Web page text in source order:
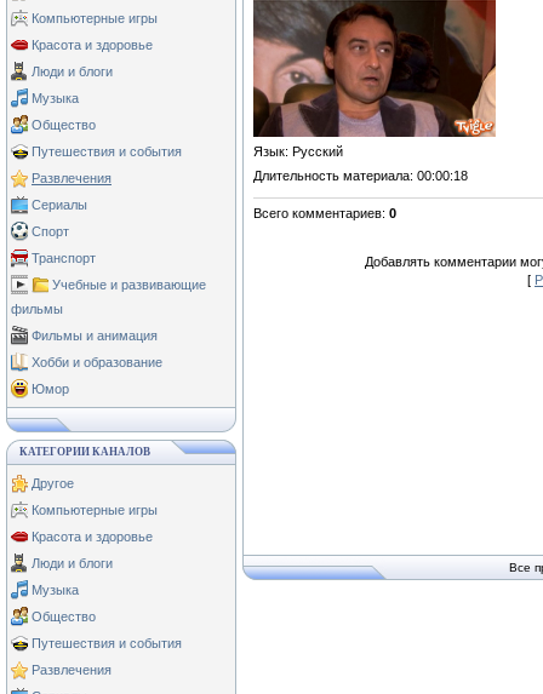
Компьютерные игры
Красота и здоровье
Люди и блоги
Музыка
Общество
Путешествия и события
Развлечения
Сериалы
Спорт
Транспорт
Учебные и развивающие
фильмы
Фильмы и анимация
Хобби и образование
Юмор
КАТЕГОРИИ КАНАЛОВ
Другое
Компьютерные игры
Красота и здоровье
Люди и блоги
Музыка
Общество
Путешествия и события
Развлечения
Язык: Русский
Длительность материала: 00:00:18
Всего комментариев: 0
Добавлять комментарии
[
Все